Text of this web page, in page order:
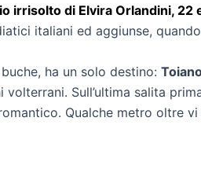
irrisolto di Elvira Orlandini, 22
italiani ed aggiunse,
ha un solo destino:
volterrani. Sull’ultima salita
Qualche metro oltre